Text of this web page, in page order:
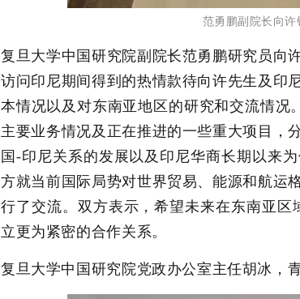
范勇鹏副院长向
复旦大学中国研究院副院长范勇鹏研究员向
访问印尼期间得到的热情款待向许先生及印
本情况以及对东南亚地区的研究和交流情况
主要业务情况及正在推进的一些重大项目，
国-印尼关系的发展以及印尼华商长期以来
方就当前国际局势对世界贸易、能源和航运
行了交流。双方表示，希望未来在东南亚
立更为紧密的合作关系。
复旦大学中国研究院党政办公室主任胡冰，